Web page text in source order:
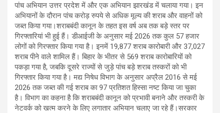
पांच अभियान उत्तर प्रदेश में और एक अभियान झारखंड में चलाया गया। इन
अभियानों के दौरान पांच करोड़ रुपये से अधिक मूल्य की शराब और वाहनों को
जब्त किया गया।शराबबंदी कानून के तहत इस वर्ष अब तक बड़े स्तर पर
गिरफ्तारियां भी हुई हैं। डीआईजी के अनुसार मई 2026 तक कुल 57 हजार
लोगों को गिरफ्तार किया गया है। इनमें 19,877 शराब कारोबारी और 37,027
शराब पीने वाले शामिल हैं। बिहार के भीतर से 569 शराब कारोबारियों को
पकड़ा गया है, जबकि दूसरे राज्यों से जुड़े पांच बड़े शराब तस्करों को भी
गिरफ्तार किया गया है। मद्य निषेध विभाग के अनुसार अप्रैल 2016 से मई
2026 तक जब्त की गई शराब का 97 प्रतिशत हिस्सा नष्ट किया जा चुका
है। विभाग का कहना है कि शराबबंदी कानून को प्रभावी बनाने और तस्करी के
नेटवर्क को खत्म करने के लिए लगातार अभियान चलाए जा रहे हैं।सरकार